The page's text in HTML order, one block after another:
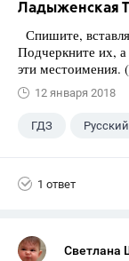
Ладыженская
Спишите,
Подчеркните их,
эти местоимения. (
12 января 2018
ГДЗ
1 ответ
Светлана